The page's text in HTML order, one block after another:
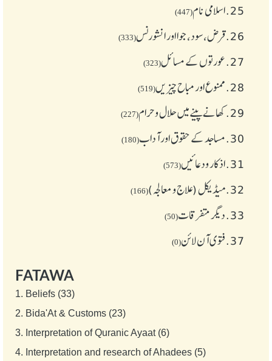
25. اسلامی نام(447)
26. قرض،سود، جوا اور انشورنس(333)
27. عورتوں کے مسائل(323)
28. ممنوع اور مباح چیز یں(519)
29. کھانے پینے میں حلال و حرام(227)
30. مساجد کے حقوق اور آداب(180)
31. اذکار ودعائیں(573)
32. میڈیکل (علاج و معالجہ)(166)
33. دیگر متفرقات(50)
37. فتوی آن لائن(0)
FATAWA
1. Beliefs (33)
2. Bida'At & Customs (23)
3. Interpretation of Quranic Ayaat (6)
4. Interpretation and research of Ahadees (5)